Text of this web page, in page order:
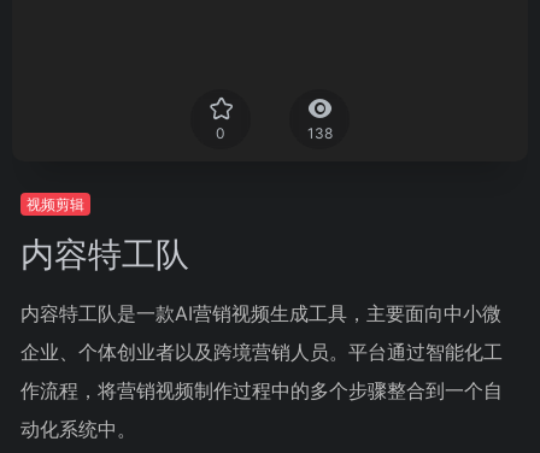
0 138
视频剪辑
内容特工队
内容特工队是一款AI营销视频生成工具，主要面向中小微
企业、个体创业者以及跨境营销人员。平台通过智能化工
作流程，将营销视频制作过程中的多个步骤整合到一个自
动化系统中。